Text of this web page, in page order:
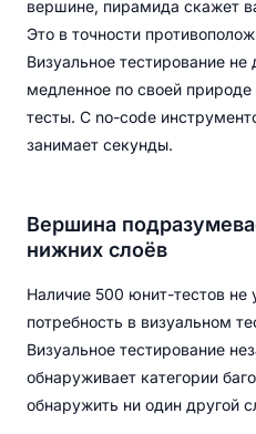
вершине, пирамида скажет
Это в точности
Визуальное тестирование
медленное по своей
тесты. С no-code
занимает секунды.
Вершина
нижних слоёв
Наличие 500 юнит-тестов
потребность в визуальном
Визуальное тестирование
обнаруживает категории
обнаружить ни один другой